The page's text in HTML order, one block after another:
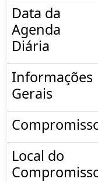
Data da
Agenda
Diária
Informações
Gerais
Local do